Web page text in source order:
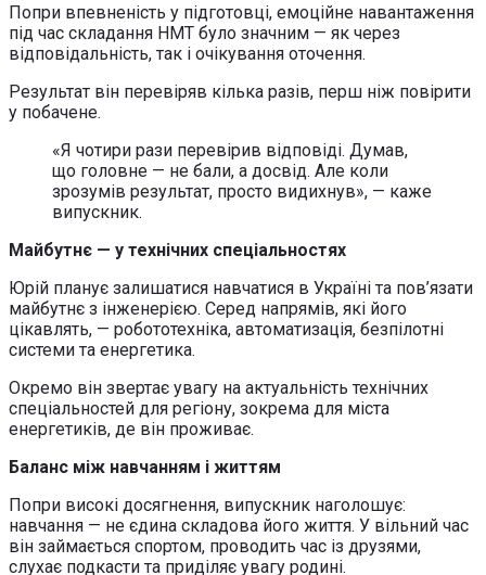
Попри впевненість у підготовці, емоційне навантаження
під час складання НМТ було значним — як через
відповідальність, так і очікування оточення.
Результат він перевіряв кілька разів, перш ніж повірити
у побачене.
«Я чотири рази перевірив відповіді. Думав,
що головне — не бали, а досвід. Але коли
зрозумів результат, просто видихнув», — каже
випускник.
Майбутнє — у технічних спеціальностях
Юрій планує залишатися навчатися в Україні та пов’язати
майбутнє з інженерією. Серед напрямів, які його
цікавлять, — робототехніка, автоматизація, безпілотні
системи та енергетика.
Окремо він звертає увагу на актуальність технічних
спеціальностей для регіону, зокрема для міста
енергетиків, де він проживає.
Баланс між навчанням і життям
Попри високі досягнення, випускник наголошує:
навчання — не єдина складова його життя. У вільний час
він займається спортом, проводить час із друзями,
слухає подкасти та приділяє увагу родині.